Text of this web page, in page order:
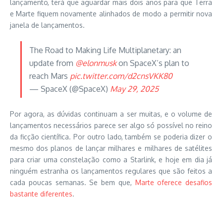
lançamento, terá que aguardar mais dois anos para que Terra
e Marte fiquem novamente alinhados de modo a permitir nova
janela de lançamentos.
The Road to Making Life Multiplanetary: an
update from @elonmuskon SpaceX’s plan to
reach Mars pic.twitter.com/d2cnsVKK80
— SpaceX (@SpaceX) May 29, 2025
Por agora, as dúvidas continuam a ser muitas, e o volume de
lançamentos necessários parece ser algo só possível no reino
da ficção científica. Por outro lado, também se poderia dizer o
mesmo dos planos de lançar milhares e milhares de satélites
para criar uma constelação como a Starlink, e hoje em dia já
ninguém estranha os lançamentos regulares que são feitos a
cada poucas semanas. Se bem que, Marte oferece desafios
bastante diferentes.